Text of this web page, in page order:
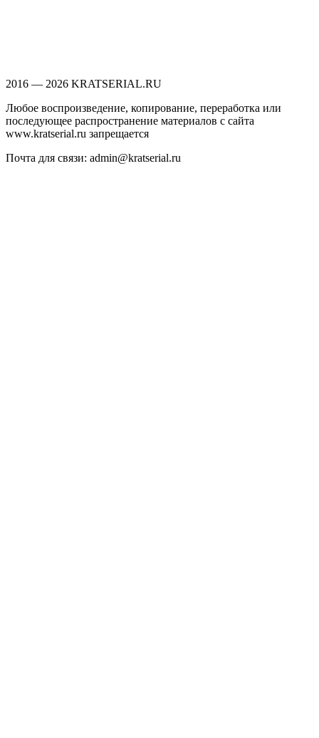
2016 — 2026 KRATSERIAL.RU
Любое воспроизведение, копирование, переработка или
последующее распространение материалов с сайта
www.kratserial.ru запрещается
Почта для связи: admin@kratserial.ru